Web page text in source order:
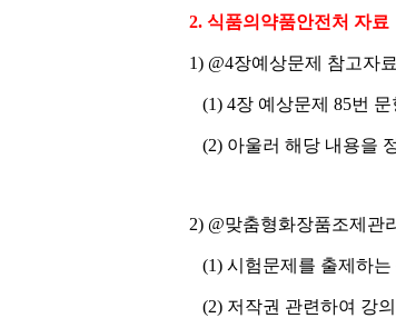
2. 식품의약품안전처 자료
1) @4장예상문제 참고자료
(1) 4장 예상문제 85번
(2) 아울러 해당 내용을
2) @맞춤형화장품조제관
(1) 시험문제를 출제하
(2) 저작권 관련하여 강